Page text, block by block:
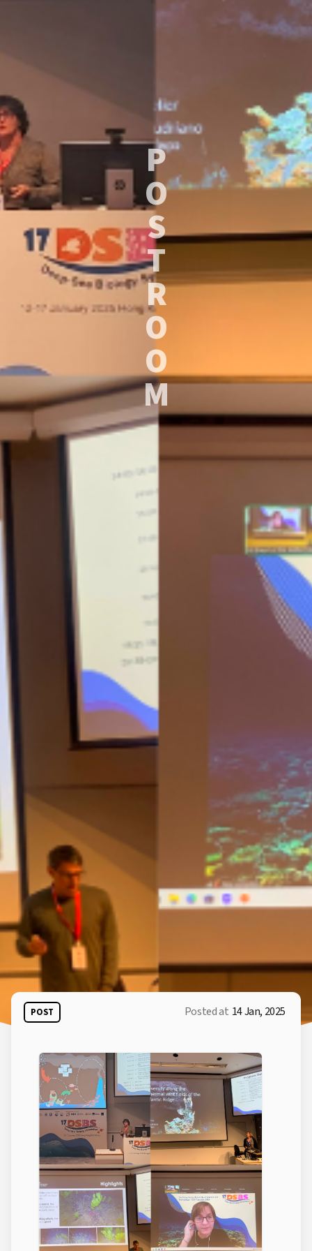
P
O
S
T
R
O
O
M
POST Posted at 14 Jan, 2025